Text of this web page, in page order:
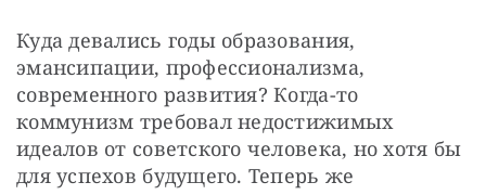
Куда девались годы образования,
эмансипации, профессионализма,
современного развития? Когда-то
коммунизм требовал недостижимых
идеалов от советского человека, но хотя бы
для успехов будущего. Теперь же